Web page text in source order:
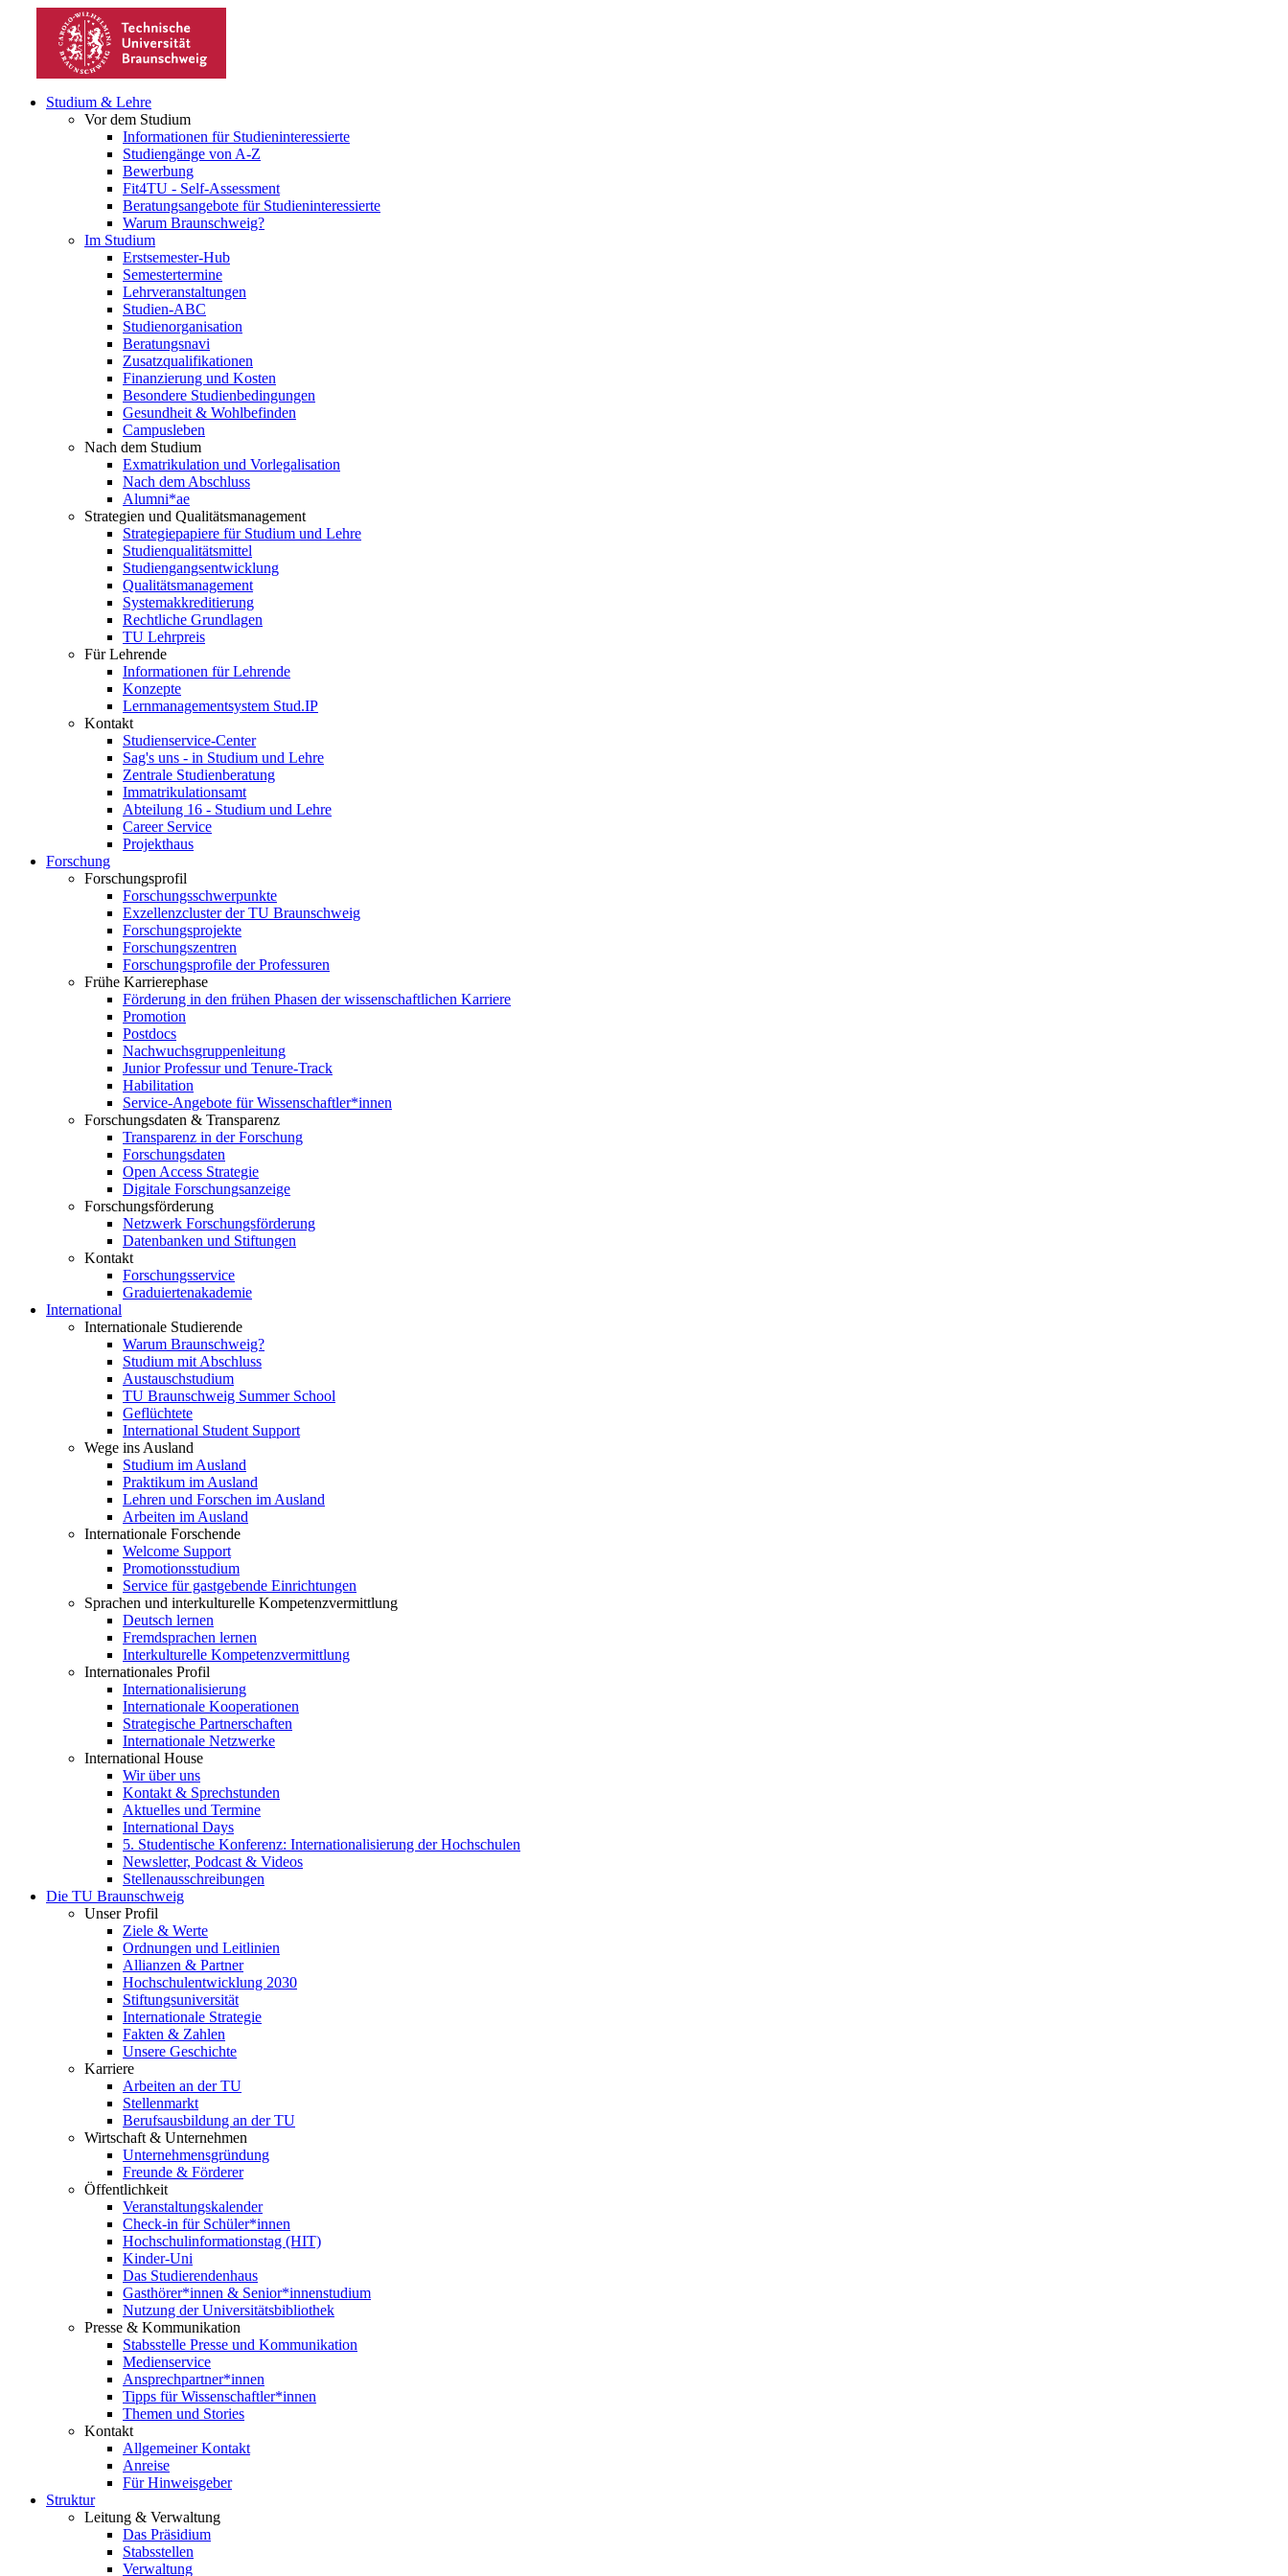
Studium & Lehre
Vor dem Studium
Informationen für Studieninteressierte
Studiengänge von A-Z
Bewerbung
Fit4TU - Self-Assessment
Beratungsangebote für Studieninteressierte
Warum Braunschweig?
Im Studium
Erstsemester-Hub
Semestertermine
Lehrveranstaltungen
Studien-ABC
Studienorganisation
Beratungsnavi
Zusatzqualifikationen
Finanzierung und Kosten
Besondere Studienbedingungen
Gesundheit & Wohlbefinden
Campusleben
Nach dem Studium
Exmatrikulation und Vorlegalisation
Nach dem Abschluss
Alumni*ae
Strategien und Qualitätsmanagement
Strategiepapiere für Studium und Lehre
Studienqualitätsmittel
Studiengangsentwicklung
Qualitätsmanagement
Systemakkreditierung
Rechtliche Grundlagen
TU Lehrpreis
Für Lehrende
Informationen für Lehrende
Konzepte
Lernmanagementsystem Stud.IP
Kontakt
Studienservice-Center
Sag's uns - in Studium und Lehre
Zentrale Studienberatung
Immatrikulationsamt
Abteilung 16 - Studium und Lehre
Career Service
Projekthaus
Forschung
Forschungsprofil
Forschungsschwerpunkte
Exzellenzcluster der TU Braunschweig
Forschungsprojekte
Forschungszentren
Forschungsprofile der Professuren
Frühe Karrierephase
Förderung in den frühen Phasen der wissenschaftlichen Karriere
Promotion
Postdocs
Nachwuchsgruppenleitung
Junior Professur und Tenure-Track
Habilitation
Service-Angebote für Wissenschaftler*innen
Forschungsdaten & Transparenz
Transparenz in der Forschung
Forschungsdaten
Open Access Strategie
Digitale Forschungsanzeige
Forschungsförderung
Netzwerk Forschungsförderung
Datenbanken und Stiftungen
Kontakt
Forschungsservice
Graduiertenakademie
International
Internationale Studierende
Warum Braunschweig?
Studium mit Abschluss
Austauschstudium
TU Braunschweig Summer School
Geflüchtete
International Student Support
Wege ins Ausland
Studium im Ausland
Praktikum im Ausland
Lehren und Forschen im Ausland
Arbeiten im Ausland
Internationale Forschende
Welcome Support
Promotionsstudium
Service für gastgebende Einrichtungen
Sprachen und interkulturelle Kompetenzvermittlung
Deutsch lernen
Fremdsprachen lernen
Interkulturelle Kompetenzvermittlung
Internationales Profil
Internationalisierung
Internationale Kooperationen
Strategische Partnerschaften
Internationale Netzwerke
International House
Wir über uns
Kontakt & Sprechstunden
Aktuelles und Termine
International Days
5. Studentische Konferenz: Internationalisierung der Hochschulen
Newsletter, Podcast & Videos
Stellenausschreibungen
Die TU Braunschweig
Unser Profil
Ziele & Werte
Ordnungen und Leitlinien
Allianzen & Partner
Hochschulentwicklung 2030
Stiftungsuniversität
Internationale Strategie
Fakten & Zahlen
Unsere Geschichte
Karriere
Arbeiten an der TU
Stellenmarkt
Berufsausbildung an der TU
Wirtschaft & Unternehmen
Unternehmensgründung
Freunde & Förderer
Öffentlichkeit
Veranstaltungskalender
Check-in für Schüler*innen
Hochschulinformationstag (HIT)
Kinder-Uni
Das Studierendenhaus
Gasthörer*innen & Senior*innenstudium
Nutzung der Universitätsbibliothek
Presse & Kommunikation
Stabsstelle Presse und Kommunikation
Medienservice
Ansprechpartner*innen
Tipps für Wissenschaftler*innen
Themen und Stories
Kontakt
Allgemeiner Kontakt
Anreise
Für Hinweisgeber
Struktur
Leitung & Verwaltung
Das Präsidium
Stabsstellen
Verwaltung